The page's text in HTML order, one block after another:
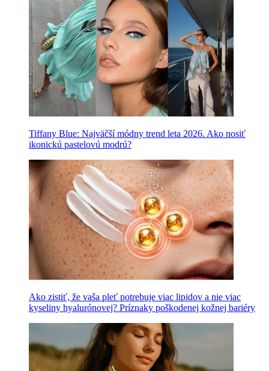
Tiffany Blue: Najväčší módny trend leta 2026. Ako nosiť
ikonickú pastelovú modrú?
Ako zistiť, že vaša pleť potrebuje viac lipidov a nie viac
kyseliny hyalurónovej? Príznaky poškodenej kožnej bariéry